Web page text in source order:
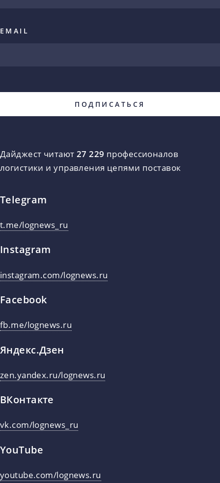
EMAIL
Дайджест читают 27 229 профессионалов
логистики и управления цепями поставок
Telegram
t.me/lognews_ru
Instagram
instagram.com/lognews.ru
Facebook
fb.me/lognews.ru
Яндекс.Дзен
zen.yandex.ru/lognews.ru
ВКонтакте
vk.com/lognews_ru
YouTube
youtube.com/lognews.ru